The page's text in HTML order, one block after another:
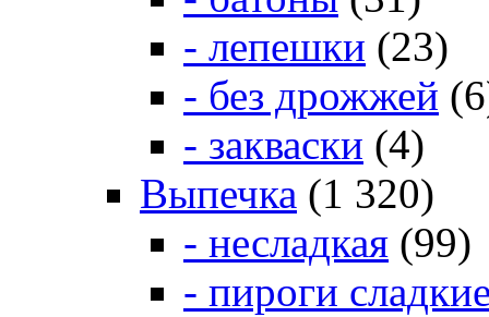
- лепешки (23)
- без дрожжей
- закваски (4)
Выпечка (1 320)
- несладкая (99)
- пироги